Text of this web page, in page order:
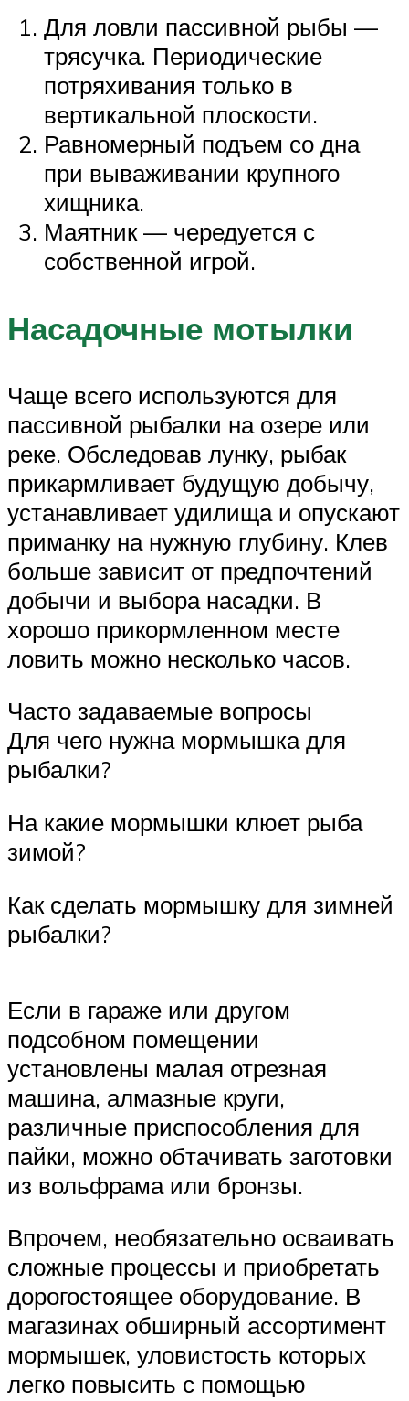
Для ловли пассивной рыбы —
трясучка. Периодические
потряхивания только в
вертикальной плоскости.
Равномерный подъем со дна
при вываживании крупного
хищника.
Маятник — чередуется с
собственной игрой.
Насадочные мотылки
Чаще всего используются для
пассивной рыбалки на озере или
реке. Обследовав лунку, рыбак
прикармливает будущую добычу,
устанавливает удилища и опускают
приманку на нужную глубину. Клев
больше зависит от предпочтений
добычи и выбора насадки. В
хорошо прикормленном месте
ловить можно несколько часов.
Часто задаваемые вопросы
Для чего нужна мормышка для
рыбалки?
На какие мормышки клюет рыба
зимой?
Как сделать мормышку для зимней
рыбалки?
Если в гараже или другом
подсобном помещении
установлены малая отрезная
машина, алмазные круги,
различные приспособления для
пайки, можно обтачивать заготовки
из вольфрама или бронзы.
Впрочем, необязательно осваивать
сложные процессы и приобретать
дорогостоящее оборудование. В
магазинах обширный ассортимент
мормышек, уловистость которых
легко повысить с помощью